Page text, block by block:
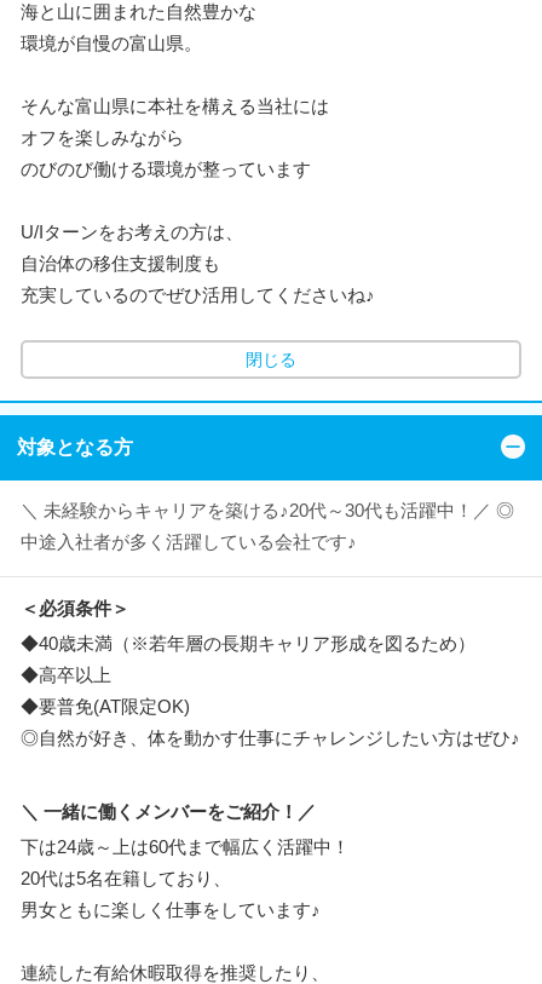
海と山に囲まれた自然豊かな
環境が自慢の富山県。
そんな富山県に本社を構える当社には
オフを楽しみながら
のびのび働ける環境が整っています
U/Iターンをお考えの方は、
自治体の移住支援制度も
充実しているのでぜひ活用してくださいね♪
閉じる
対象となる方
＼ 未経験からキャリアを築ける♪20代～30代も活躍中！／ ◎
中途入社者が多く活躍している会社です♪
＜必須条件＞
◆40歳未満（※若年層の長期キャリア形成を図るため）
◆高卒以上
◆要普免(AT限定OK)
◎自然が好き、体を動かす仕事にチャレンジしたい方はぜひ♪
＼ 一緒に働くメンバーをご紹介！／
下は24歳～上は60代まで幅広く活躍中！
20代は5名在籍しており、
男女ともに楽しく仕事をしています♪
連続した有給休暇取得を推奨したり、